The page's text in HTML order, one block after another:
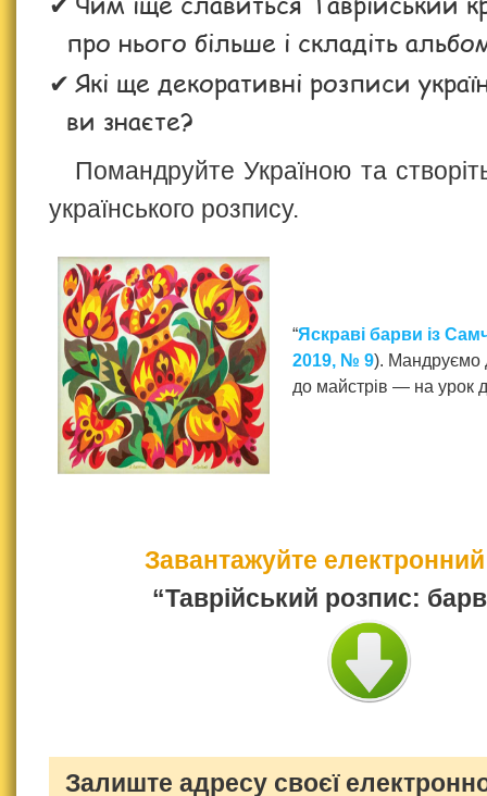
про нього більше і складіть
Які ще декоративні розписи
ви знаєте?
Помандруйте Україною та
українського розпису.
“Яскраві барви із
2019, № 9). Мандруємо
до майстрів — на урок
Завантажуйте
“Таврійський розпис:
Залиште адресу своєї